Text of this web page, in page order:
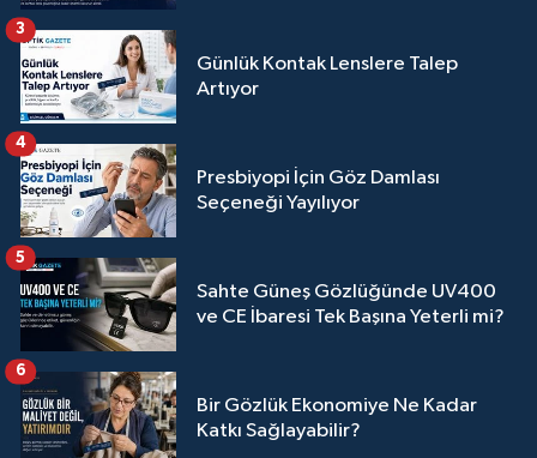
Günlük Kontak Lenslere Talep
Artıyor
3
Presbiyopi İçin Göz Damlası
Seçeneği Yayılıyor
4
Sahte Güneş Gözlüğünde UV400
ve CE İbaresi Tek Başına Yeterli mi?
5
Bir Gözlük Ekonomiye Ne Kadar
Katkı Sağlayabilir?
6